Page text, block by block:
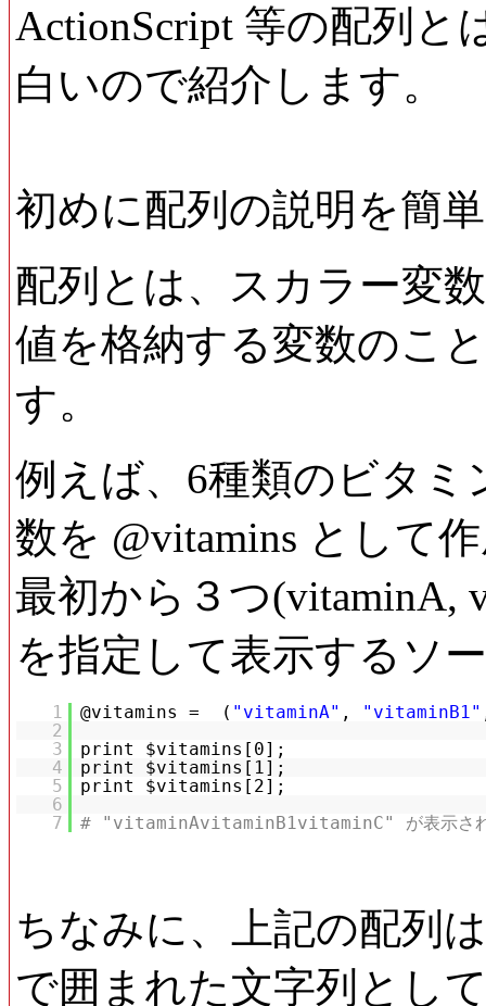
ActionScript 等の配列と
白いので紹介します。
初めに配列の説明を簡
配列とは、スカラー変
値を格納する変数のこ
す。
例えば、6種類のビタ
数を @vitamins として
最初から３つ(vitaminA,
を指定して表示するソ
1 @vitamins = ( "vitaminA" , "vitaminB1"
2
3
print $vitamins[0];
4
print $vitamins[1];
5
print $vitamins[2];
6
7
# "vitaminAvitaminB1vitaminC" が表示さ
ちなみに、上記の配列
で囲まれた文字列とし